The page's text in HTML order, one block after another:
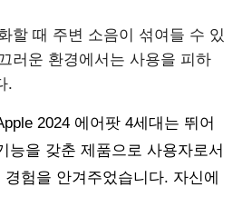
할 때 주변 소음이 섞여들 수 있
러운 환경에서는 사용을 피하
.
2024 에어팟 4세대는 뛰어
능을 갖춘 제품으로 사용자로서
험을 안겨주었습니다. 자신에